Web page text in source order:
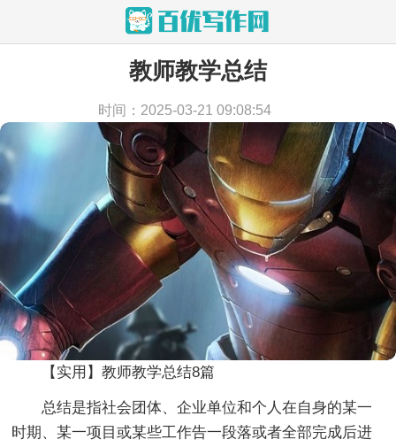
当前位置：首页 > 教学文档 >
教师教学总结
时间：2025-03-21 09:08:54
【实用】教师教学总结8篇
总结是指社会团体、企业单位和个人在自身的某一
时期、某一项目或某些工作告一段落或者全部完成后进